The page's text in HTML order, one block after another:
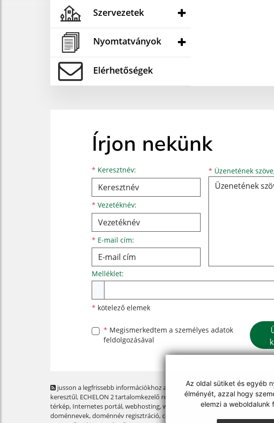
Az oldal sütiket és egyéb
élményét, azzal hogy
elemzi a weboldalunk
Szervezetek
Nyomtatványok
Elérhetőségek
Írjon nekünk
* Keresztnév:
Keresztnév
* Vezetéknév:
Vezetéknév
* E-mail cím:
E-mail cím * Üzenetének
Melléklet:
* kötelező elemek
* Megismerkedtem a személyes adatok
feldolgozásával
jusson a legfrissebb információkhoz az RSS csatornánkon
keresztűl, ECHELON 2 tartalomkezelő rendszer,Honlap
térkép, Internetes portál,webhosting,webex.digital, s.r.o.,
doménnevek,doménnév regisztráció,cég webex.digital,